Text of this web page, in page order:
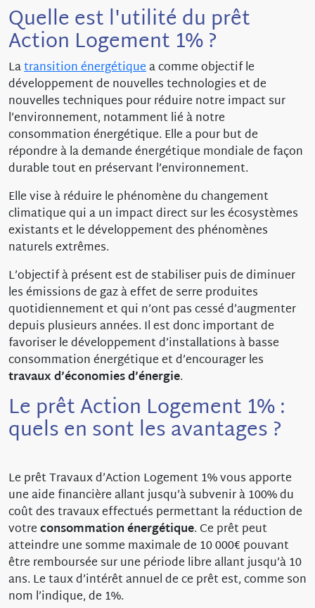
Quelle est l'utilité du prêt
Action Logement 1% ?
Latransition énergétiquea comme objectif le
développement de nouvelles technologies et de
nouvelles techniques pour réduire notre impact sur
l’environnement, notamment lié à notre
consommation énergétique. Elle a pour but de
répondre à la demande énergétique mondiale de façon
durable tout en préservant l’environnement.
Elle vise à réduire le phénomène du changement
climatique qui a un impact direct sur les écosystèmes
existants et le développement des phénomènes
naturels extrêmes.
L’objectif à présent est de stabiliser puis de diminuer
les émissions de gaz à effet de serre produites
quotidiennement et qui n’ont pas cessé d’augmenter
depuis plusieurs années. Il est donc important de
favoriser le développement d’installations à basse
consommation énergétique et d’encourager les
travaux d’économies d’énergie.
Le prêt Action Logement 1% :
quels en sont les avantages ?
Le prêt Travaux d’Action Logement 1% vous apporte
une aide financière allant jusqu’à subvenir à 100% du
coût des travaux effectués permettant la réduction de
votreconsommation énergétique. Ce prêt peut
atteindre une somme maximale de 10 000€ pouvant
être remboursée sur une période libre allant jusqu’à 10
ans. Le taux d’intérêt annuel de ce prêt est, comme son
nom l’indique, de 1%.